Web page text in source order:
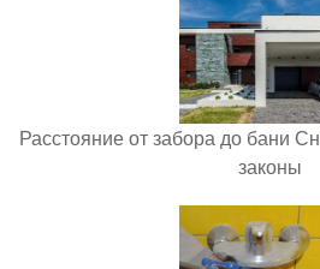
Расстояние от забора до бани
законы